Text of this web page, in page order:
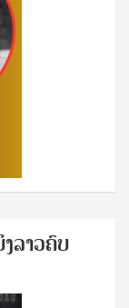
ລາວຄົບ​